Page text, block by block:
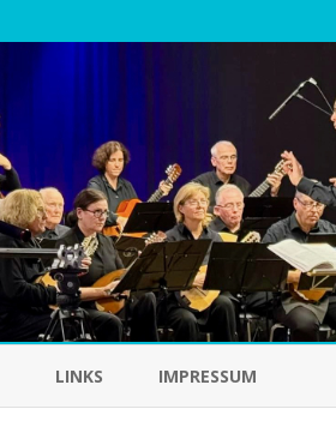
LINKS IMPRESSUM